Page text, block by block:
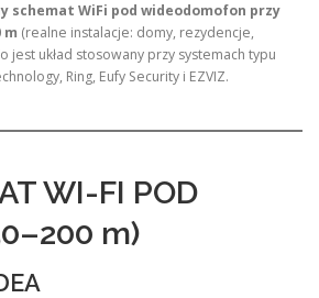
EN
schemat WiFi pod wideodomofon przy
m (realne instalacje: domy, rezydencje,
jest układ stosowany przy systemach typu
Ring, Eufy Security i EZVIZ.
WI-FI POD
m)